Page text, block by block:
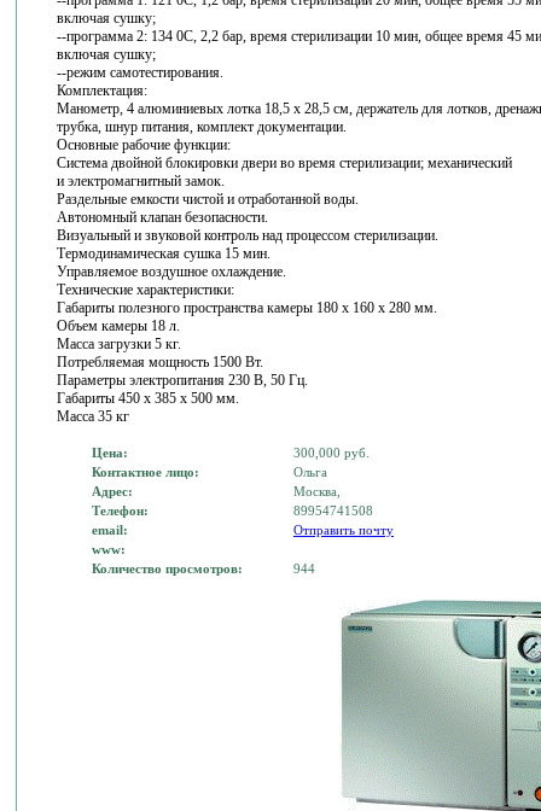
включая сушку;
--программа 2: 134 0С, 2,2 бар, время стерилизации 10 мин, общее время 45
включая сушку;
--режим самотестирования.
Комплектация:
Манометр, 4 алюминиевых лотка 18,5 x 28,5 см, держатель для лотков,
трубка, шнур питания, комплект документации.
Основные рабочие функции:
Система двойной блокировки двери во время стерилизации; механический
и электромагнитный замок.
Раздельные емкости чистой и отработанной воды.
Автономный клапан безопасности.
Визуальный и звуковой контроль над процессом стерилизации.
Термодинамическая сушка 15 мин.
Управляемое воздушное охлаждение.
Технические характеристики:
Габариты полезного пространства камеры 180 x 160 x 280 мм.
Объем камеры 18 л.
Масса загрузки 5 кг.
Потребляемая мощность 1500 Вт.
Параметры электропитания 230 В, 50 Гц.
Габариты 450 x 385 x 500 мм.
Масса 35 кг
Цена:
300,000 руб.
Контактное лицо:
Ольга
Адрес:
Москва,
Телефон:
89954741508
email:
Отправить почту
www:
Количество просмотров:
944